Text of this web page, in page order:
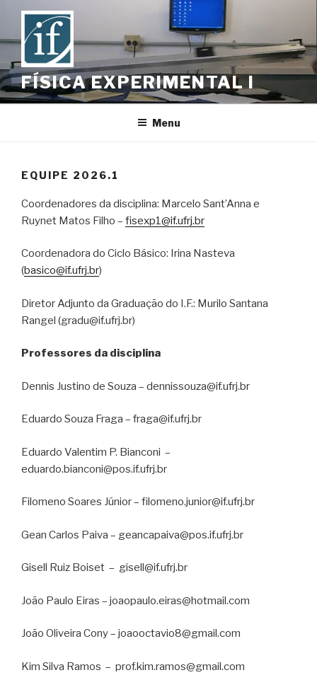
content
FÍSICA EXPERIMENTAL I
Menu
EQUIPE 2026.1
Coordenadores da disciplina: Marcelo Sant’Anna e
Ruynet Matos Filho – fisexp1@if.ufrj.br
Coordenadora do Ciclo Básico: Irina Nasteva
(basico@if.ufrj.br)
Diretor Adjunto da Graduação do I.F.: Murilo Santana
Rangel (gradu@if.ufrj.br)
Professores da disciplina
Dennis Justino de Souza – dennissouza@if.ufrj.br
Eduardo Souza Fraga – fraga@if.ufrj.br
Eduardo Valentim P. Bianconi –
eduardo.bianconi@pos.if.ufrj.br
Filomeno Soares Júnior – filomeno.junior@if.ufrj.br
Gean Carlos Paiva – geancapaiva@pos.if.ufrj.br
Gisell Ruiz Boiset – gisell@if.ufrj.br
João Paulo Eiras – joaopaulo.eiras@hotmail.com
João Oliveira Cony – joaooctavio8@gmail.com
Kim Silva Ramos – prof.kim.ramos@gmail.com